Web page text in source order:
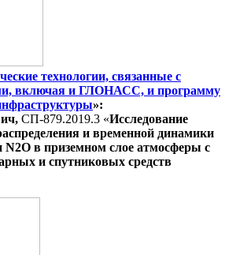
технологии, связанные с
включая и ГЛОНАСС, и программу
»:
СП-879.2019.3 «Исследование
и временной динамики
N2O в приземном слое атмосферы с
и спутниковых средств